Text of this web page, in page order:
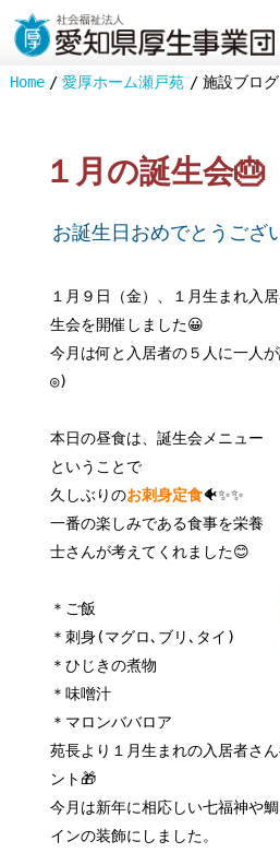
Home 愛厚ホーム瀬戸苑 施設ブログ
１月の誕生会🎂
お誕生日おめでとうござ
１月９日（金）、１月生まれ入
生会を開催しました😀
今月は何と入居者の５人に一人
◎)
本日の昼食は、誕生会メニュー
ということで
久しぶりのお刺身定食🐠✨✨
一番の楽しみである食事を栄養
士さんが考えてくれました😊
＊ご飯
＊刺身(マグロ､ブリ､タイ)
＊ひじきの煮物
＊味噌汁
＊マロンババロア
苑長より１月生まれの入居者さ
ント🎁
今月は新年に相応しい七福神や
インの装飾にしました。